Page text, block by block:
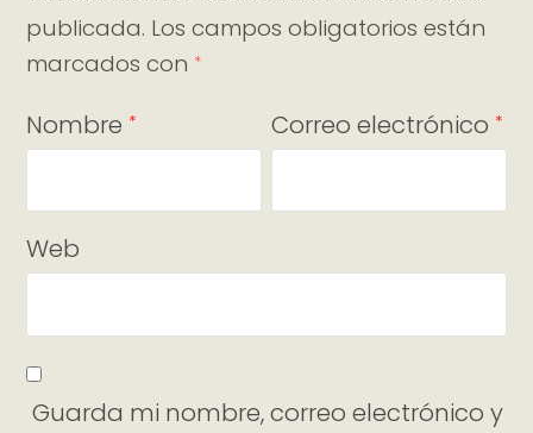
publicada. Los campos obligatorios están
marcados con *
Nombre * Correo electrónico *
Web
Guarda mi nombre, correo electrónico y